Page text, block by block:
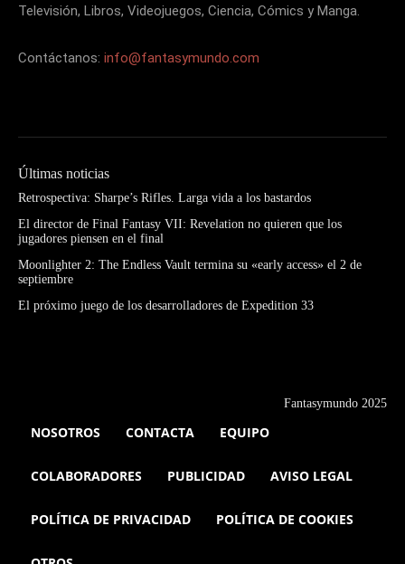
Televisión, Libros, Videojuegos, Ciencia, Cómics y Manga.
Contáctanos: info@fantasymundo.com
Últimas noticias
Retrospectiva: Sharpe’s Rifles. Larga vida a los bastardos
El director de Final Fantasy VII: Revelation no quieren que los
jugadores piensen en el final
Moonlighter 2: The Endless Vault termina su «early access» el 2 de
septiembre
El próximo juego de los desarrolladores de Expedition 33
Fantasymundo 2025
NOSOTROS CONTACTA EQUIPO
COLABORADORES PUBLICIDAD AVISO LEGAL
POLÍTICA DE PRIVACIDAD POLÍTICA DE COOKIES